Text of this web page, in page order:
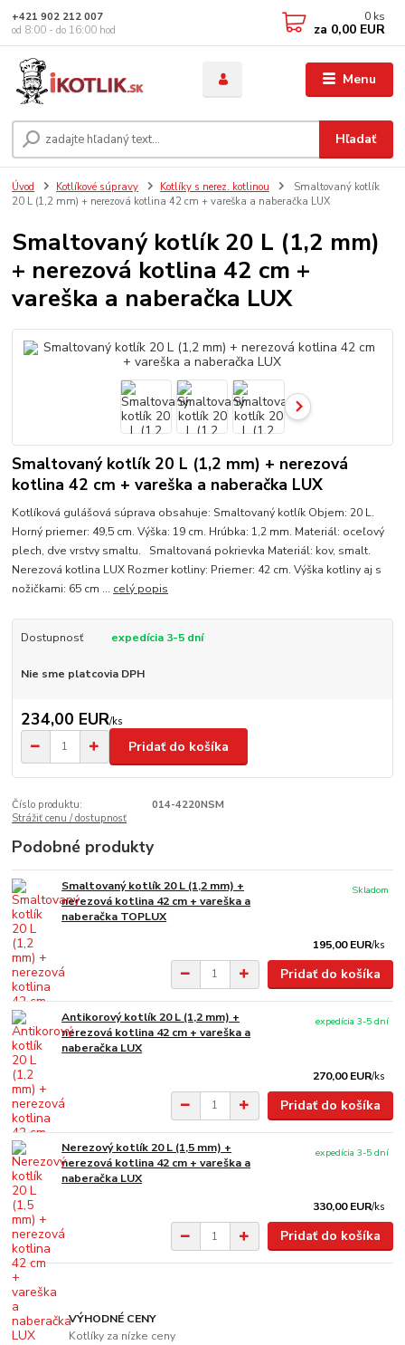
Menu
Hľadať
+421 902 212 007
od 8:00 - do 16:00 hod
0 ks
za 0,00 EUR
Úvod Kotlíkové súpravy Kotlíky s nerez. kotlinou
Smaltovaný kotlík
20 L (1,2 mm) + nerezová kotlina 42 cm + vareška a naberačka LUX
Smaltovaný kotlík 20 L (1,2 mm)
+ nerezová kotlina 42 cm +
vareška a naberačka LUX
Smaltovaný kotlík 20 L (1,2 mm) + nerezová
kotlina 42 cm + vareška a naberačka LUX
Kotlíková gulášová súprava obsahuje: Smaltovaný kotlík Objem: 20 L.
Horný priemer: 49,5 cm. Výška: 19 cm. Hrúbka: 1,2 mm. Materiál: oceľový
plech, dve vrstvy smaltu. Smaltovaná pokrievka Materiál: kov, smalt.
Nerezová kotlina LUX Rozmer kotliny: Priemer: 42 cm. Výška kotliny aj s
nožičkami: 65 cm ... celý popis
Dostupnosť expedícia 3-5 dní
Nie sme platcovia DPH
234,00 EUR/ks
Pridať do košíka
Číslo produktu:
014-4220NSM
Strážiť cenu / dostupnosť
Podobné produkty
Smaltovaný kotlík 20 L (1,2 mm) +
nerezová kotlina 42 cm + vareška a
naberačka TOPLUX
195,00 EUR/ks
Skladom
Pridať do košíka
Antikorový kotlík 20 L (1,2 mm) +
nerezová kotlina 42 cm + vareška a
naberačka LUX
270,00 EUR/ks
expedícia 3-5 dní
Pridať do košíka
Nerezový kotlík 20 L (1,5 mm) +
nerezová kotlina 42 cm + vareška a
naberačka LUX
330,00 EUR/ks
expedícia 3-5 dní
Pridať do košíka
VÝHODNÉ CENY
Kotlíky za nízke ceny